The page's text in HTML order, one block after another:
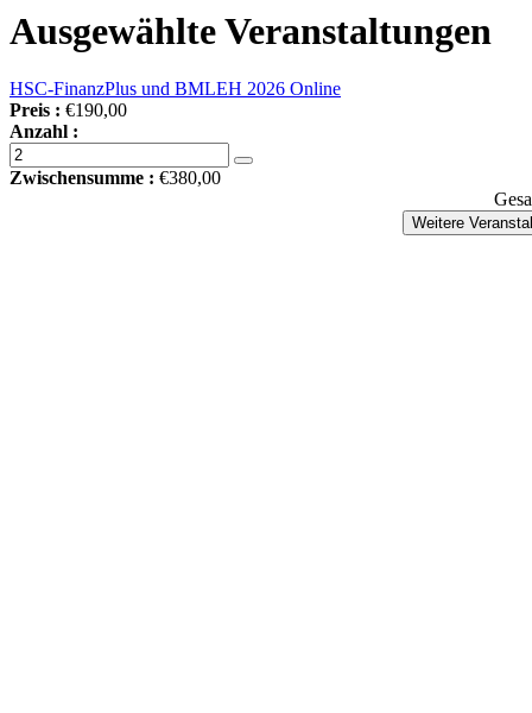
Ausgewählte Veranstaltungen
HSC-FinanzPlus und BMLEH 2026 Online
Preis : €190,00
Anzahl :
Zwischensumme : €380,00
Weitere